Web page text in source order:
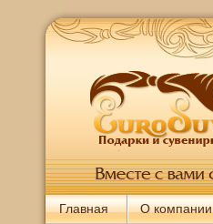
Главная О компании